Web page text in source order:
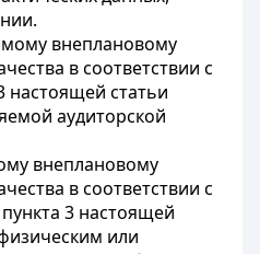
внеплановому
в соответствии с
настоящей статьи
аудиторской
внеплановому
в соответствии с
3 настоящей
или